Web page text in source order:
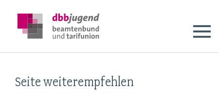
Seite weiterempfehlen